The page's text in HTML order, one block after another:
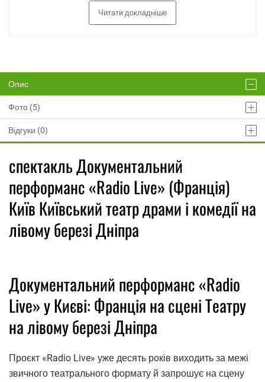
Читати докладніше
Опис
Фото (5)
Відгуки (0)
спектакль Документальний
перформанс «Radio Live» (Франція)
Київ Київський театр драми і комедії на
лівому березі Дніпра
Документальний перформанс «Radio
Live» у Києві: Франція на сцені Театру
на лівому березі Дніпра
Проєкт «Radio Live» уже десять років виходить за межі
звичного театрального формату й запрошує на сцену